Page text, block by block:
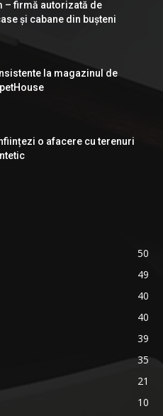
– firmă autorizată de
și cabane din bușteni
la magazinul de
o afacere cu terenuri
50
49
40
40
39
35
21
10